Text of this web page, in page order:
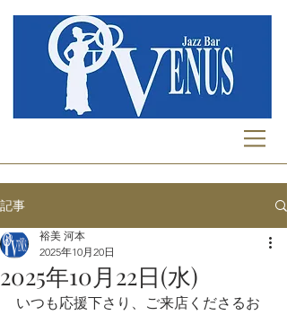
記事
2025年10月22日(水)
裕美 河本
2025年10月20日
いつも応援下さり、ご来店くださるお